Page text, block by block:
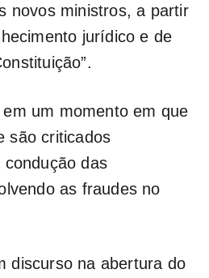
novos ministros, a partir
jurídico e de
um momento em que
são criticados
condução das
as fraudes no
discurso na abertura do